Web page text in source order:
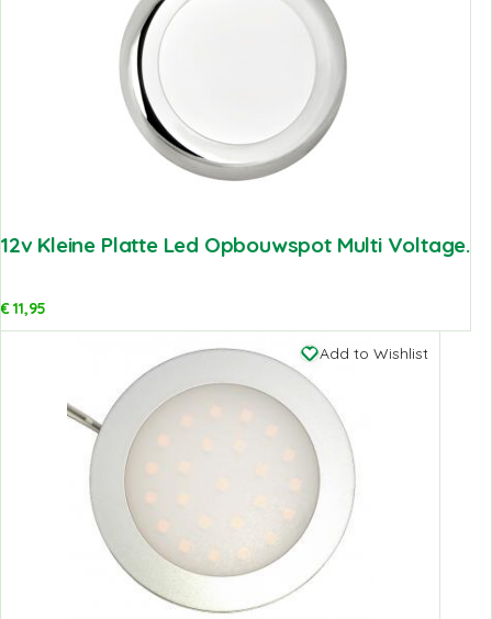
12v Kleine Platte Led Opbouwspot Multi Voltage.
€11,95
Add to Wishlist